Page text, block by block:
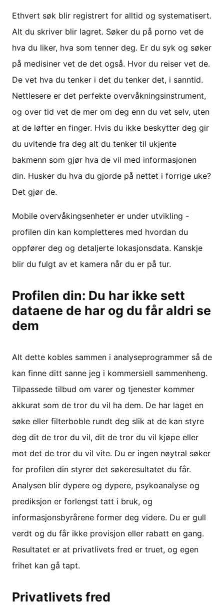
Ethvert søk blir registrert for alltid og systematisert.
Alt du skriver blir lagret. Søker du på porno vet de
hva du liker, hva som tenner deg. Er du syk og søker
på medisiner vet de det også. Hvor du reiser vet de.
De vet hva du tenker i det du tenker det, i sanntid.
Nettlesere er det perfekte overvåkningsinstrument,
og over tid vet de mer om deg enn du vet selv, uten
at de løfter en finger. Hvis du ikke beskytter deg gir
du uvitende fra deg alt du tenker til ukjente
bakmenn som gjør hva de vil med informasjonen
din. Husker du hva du gjorde på nettet i forrige uke?
Det gjør de.
Mobile overvåkingsenheter er under utvikling -
profilen din kan kompletteres med hvordan du
oppfører deg og detaljerte lokasjonsdata. Kanskje
blir du fulgt av et kamera når du er på tur.
Profilen din: Du har ikke sett
dataene de har og du får aldri se
dem
Alt dette kobles sammen i analyseprogrammer så de
kan finne ditt sanne jeg i kommersiell sammenheng.
Tilpassede tilbud om varer og tjenester kommer
akkurat som de tror du vil ha dem. De har laget en
søke eller filterboble rundt deg slik at de kan styre
deg dit de tror du vil, dit de tror du vil kjøpe eller
mot det de tror du vil vite. Du er ingen nøytral søker
for profilen din styrer det søkeresultatet du får.
Analysen blir dypere og dypere, psykoanalyse og
prediksjon er forlengst tatt i bruk, og
informasjonsbyrårene former deg videre. Du er gull
verdt og du får ikke provisjon eller rabatt en gang.
Resultatet er at privatlivets fred er truet, og egen
frihet kan gå tapt.
Privatlivets fred